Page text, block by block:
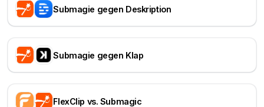
Submagie gegen Deskription
Submagie gegen Klap
FlexClip vs. Submagic